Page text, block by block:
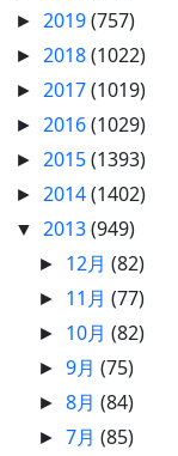
► 2019(757)
► 2018(1022)
► 2017(1019)
► 2016(1029)
► 2015(1393)
► 2014(1402)
▼ 2013(949)
► 12月(82)
► 11月(77)
► 10月(82)
►9月(75)
►8月(84)
►7月(85)